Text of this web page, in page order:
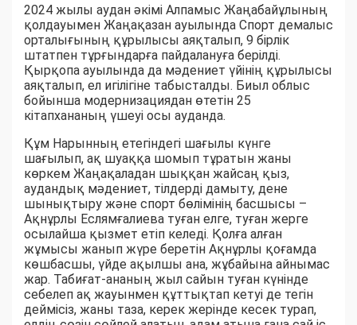
2024 жылы аудан әкімі Алпамыс Жаңабайұлының
қолдауымен Жаңақазан ауылында Спорт демалыс
орталығының құрылысы аяқталып, 9 бірлік
штатпен тұрғындарға пайдалануға берілді.
Қырқопа ауылында да мәдениет үйінің құрылысы
аяқталып, ел игілігіне табысталды. Биыл облыс
бойынша модернизациядан өтетін 25
кітапхананың үшеуі осы ауданда.
Құм Нарынның етегіндегі шағылы күнге
шағылып, ақ шуаққа шомып тұратын жаны
көркем Жаңақаладан шыққан жайсаң қыз,
аудандық мәдениет, тілдерді дамыту, дене
шынықтыру және спорт бөлімінің басшысы –
Ақнұрлы Еслямғалиева туған елге, туған жерге
осылайша қызмет етіп келеді. Қолға алған
жұмысы жанып жүре беретін Ақнұрлы қоғамда
көшбасшы, үйде ақылшы ана, жұбайына айнымас
жар. Табиғат-ананың жыл сайын туған күнінде
себелеп ақ жауынмен құттықтап кетуі де тегін
деймісіз, жаны таза, керек жерінде кесек турап,